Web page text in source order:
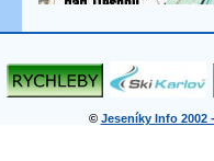
© Jeseníky Info 2002